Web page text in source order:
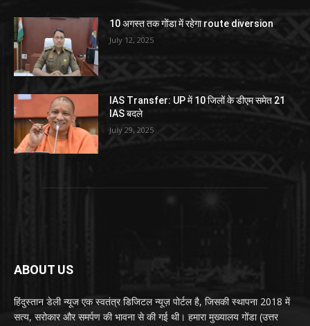
10 अगस्त तक गोंडा में रहेगा route diversion
July 12, 2025
IAS Transfer: UP में 10 जिलों के डीएम समेत 21
IAS बदले
July 29, 2025
ABOUT US
हिंदुस्तान डेली न्यूज एक स्वतंत्र डिजिटल न्यूज़ पोर्टल है, जिसकी स्थापना 2018 में
सत्य, सरोकार और समर्पण की भावना से की गई थी। हमारा मुख्यालय गोंडा (उत्तर